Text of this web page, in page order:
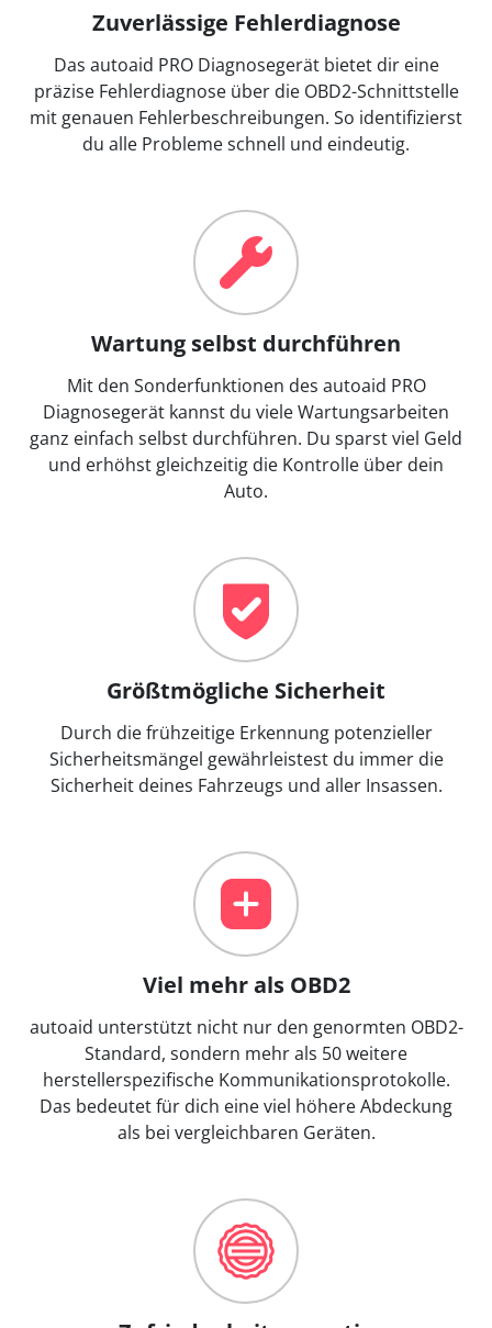
Zuverlässige Fehlerdiagnose
Das autoaid PRO Diagnosegerät bietet dir eine
präzise Fehlerdiagnose über die OBD2-Schnittstelle
mit genauen Fehlerbeschreibungen. So identifizierst
du alle Probleme schnell und eindeutig.
Wartung selbst durchführen
Mit den Sonderfunktionen des autoaid PRO
Diagnosegerät kannst du viele Wartungsarbeiten
ganz einfach selbst durchführen. Du sparst viel Geld
und erhöhst gleichzeitig die Kontrolle über dein
Auto.
Größtmögliche Sicherheit
Durch die frühzeitige Erkennung potenzieller
Sicherheitsmängel gewährleistest du immer die
Sicherheit deines Fahrzeugs und aller Insassen.
Viel mehr als OBD2
autoaid unterstützt nicht nur den genormten OBD2-
Standard, sondern mehr als 50 weitere
herstellerspezifische Kommunikationsprotokolle.
Das bedeutet für dich eine viel höhere Abdeckung
als bei vergleichbaren Geräten.